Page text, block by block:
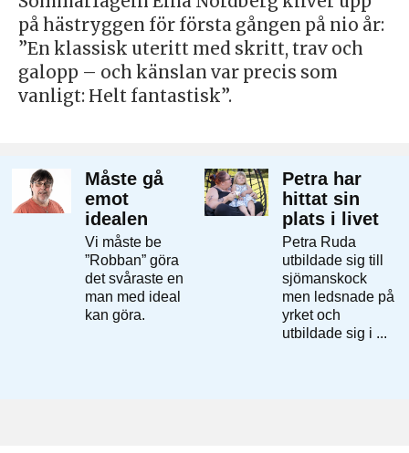
på hästryggen för första gången på nio år:
”En klassisk uteritt med skritt, trav och
galopp – och känslan var precis som
vanligt: Helt fantastisk”.